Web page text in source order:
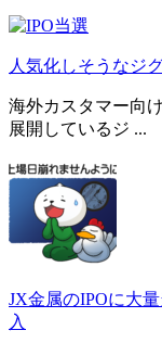
人気化しそうなジ
海外カスタマー向
展開しているジ ...
JX金属のIPOに大
入